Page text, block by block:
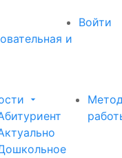
Войти
и